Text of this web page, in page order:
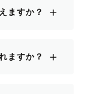
ますか？ ＋
ますか？ ＋